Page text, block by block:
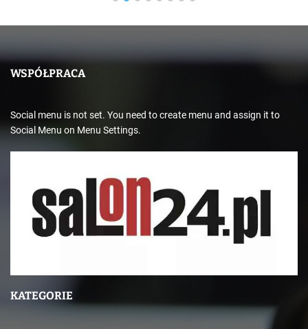
WSPÓŁPRACA
Social menu is not set. You need to create menu and assign it to
Social Menu on Menu Settings.
KATEGORIE